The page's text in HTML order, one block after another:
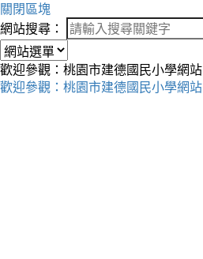
關閉區塊
網站搜尋：
歡迎參觀：桃園市建德國民小學網站
歡迎參觀：桃園市建德國民小學網站